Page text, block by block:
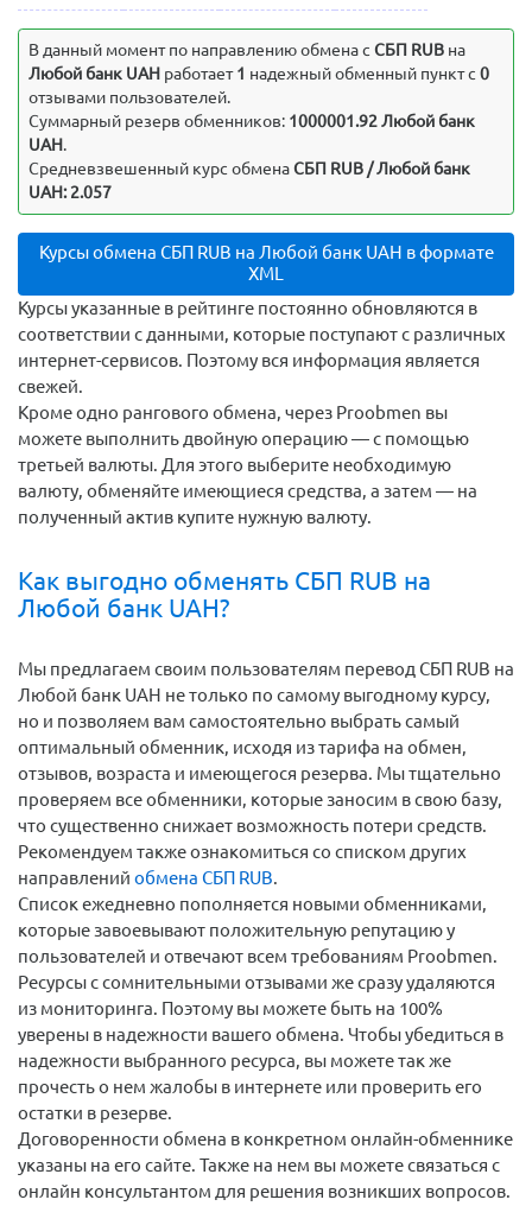
В данный момент по направлению обмена cСБП RUBна
Любой банк UAH работает1 надежный обменный пункт с0
отзывами пользователей.
Суммарный резерв обменников: 1000001.92 Любой банк
UAH.
Средневзвешенный курс обменаСБП RUB / Любой банк
UAH: 2.057
Курсы обмена СБП RUB на Любой банк UAH в формате
XML
Курсы указанные в рейтинге постоянно обновляются в
соответствии с данными, которые поступают с различных
интернет-сервисов. Поэтому вся информация является
свежей.
Кроме одно рангового обмена, через Proobmen вы
можете выполнить двойную операцию — с помощью
третьей валюты. Для этого выберите необходимую
валюту, обменяйте имеющиеся средства, а затем — на
полученный актив купите нужную валюту.
Как выгодно обменять СБП RUB на
Любой банк UAH?
Мы предлагаем своим пользователям перевод СБП RUB на
Любой банк UAH не только по самому выгодному курсу,
но и позволяем вам самостоятельно выбрать самый
оптимальный обменник, исходя из тарифа на обмен,
отзывов, возраста и имеющегося резерва. Мы тщательно
проверяем все обменники, которые заносим в свою базу,
что существенно снижает возможность потери средств.
Рекомендуем также ознакомиться со списком других
направлений обмена СБП RUB.
Список ежедневно пополняется новыми обменниками,
которые завоевывают положительную репутацию у
пользователей и отвечают всем требованиям Proobmen.
Ресурсы с сомнительными отзывами же сразу удаляются
из мониторинга. Поэтому вы можете быть на 100%
уверены в надежности вашего обмена. Чтобы убедиться в
надежности выбранного ресурса, вы можете так же
прочесть о нем жалобы в интернете или проверить его
остатки в резерве.
Договоренности обмена в конкретном онлайн-обменнике
указаны на его сайте. Также на нем вы можете связаться с
онлайн консультантом для решения возникших вопросов.